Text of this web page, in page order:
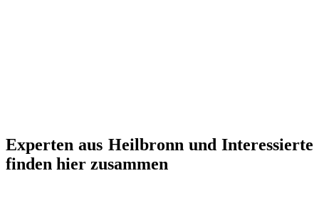
Experten aus Heilbronn und Interessierte
finden hier zusammen